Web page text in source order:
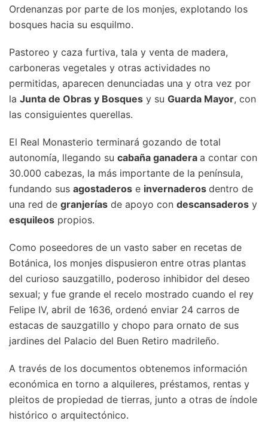
Ordenanzas por parte de los monjes, explotando los
bosques hacia su esquilmo.
Pastoreo y caza furtiva, tala y venta de madera,
carboneras vegetales y otras actividades no
permitidas, aparecen denunciadas una y otra vez por
la Junta de Obras y Bosques y su Guarda Mayor, con
las consiguientes querellas.
El Real Monasterio terminará gozando de total
autonomía, llegando su cabaña ganadera a contar con
30.000 cabezas, la más importante de la península,
fundando sus agostaderos e invernaderos dentro de
una red de granjerías de apoyo con descansaderos y
esquileos propios.
Como poseedores de un vasto saber en recetas de
Botánica, los monjes dispusieron entre otras plantas
del curioso sauzgatillo, poderoso inhibidor del deseo
sexual; y fue grande el recelo mostrado cuando el rey
Felipe IV, abril de 1636, ordenó enviar 24 carros de
estacas de sauzgatillo y chopo para ornato de sus
jardines del Palacio del Buen Retiro madrileño.
A través de los documentos obtenemos información
económica en torno a alquileres, préstamos, rentas y
pleitos de propiedad de tierras, junto a otras de índole
histórico o arquitectónico.